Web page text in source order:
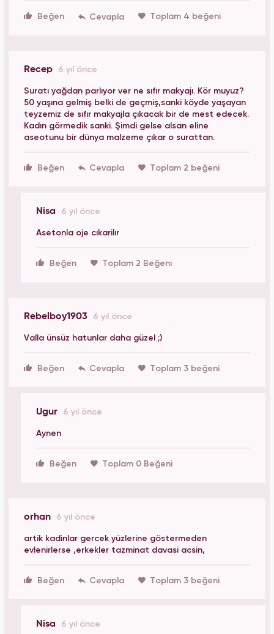
Beğen Toplam 4 beğeni
Recep 6 yıl önce
Suratı yağdan parlıyor ver ne sıfır makyajı. Kör muyuz?
50 yaşına gelmiş belki de geçmiş,sanki köyde yaşayan
teyzemiz de sıfır makyajla çıkacak bir de mest edecek.
Kadın görmedik sanki. Şimdi gelse alsan eline
aseotunu bir dünya malzeme çıkar o surattan.
Beğen Toplam 2 beğeni
Nisa 6 yıl önce
Asetonla oje cıkarilır
Beğen Toplam 2 Beğeni
Rebelboy1903 6 yıl önce
Valla ünsüz hatunlar daha güzel ;)
Beğen Toplam 3 beğeni
Ugur 6 yıl önce
Aynen
Beğen Toplam 0 Beğeni
orhan 6 yıl önce
artik kadinlar gercek yüzlerine göstermeden
evlenirlerse ,erkekler tazminat davasi acsin,
Beğen Toplam 3 beğeni
Nisa 6 yıl önce